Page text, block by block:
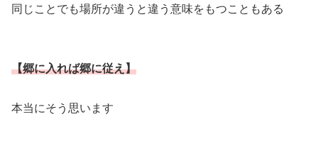
同じことでも場所が違うと違う意味をもつこともある
【郷に入れば郷に従え】
本当にそう思います